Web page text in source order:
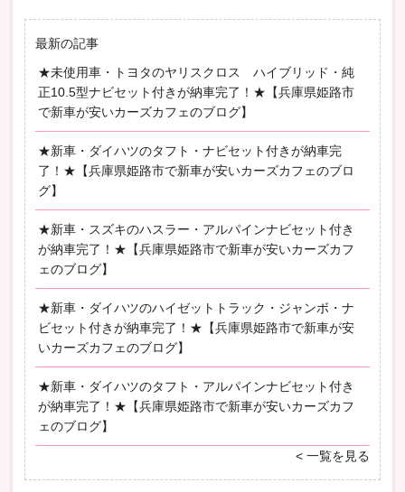
最新の記事
★未使用車・トヨタのヤリスクロス ハイブリッド・純
正10.5型ナビセット付きが納車完了！★【兵庫県姫路市
で新車が安いカーズカフェのブログ】
★新車・ダイハツのタフト・ナビセット付きが納車完
了！★【兵庫県姫路市で新車が安いカーズカフェのブロ
グ】
★新車・スズキのハスラー・アルパインナビセット付き
が納車完了！★【兵庫県姫路市で新車が安いカーズカフ
ェのブログ】
★新車・ダイハツのハイゼットトラック・ジャンボ・ナ
ビセット付きが納車完了！★【兵庫県姫路市で新車が安
いカーズカフェのブログ】
★新車・ダイハツのタフト・アルパインナビセット付き
が納車完了！★【兵庫県姫路市で新車が安いカーズカフ
ェのブログ】
< 一覧を見る